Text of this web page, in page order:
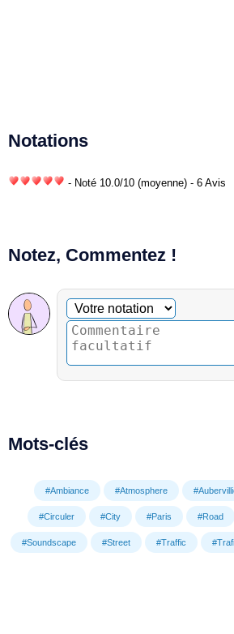
Notations
- Noté 10.0/10 (moyenne) - 6 Avis
Notez, Commentez !
Commentaire facultatif
Votre notation
Mots-clés
#Ambiance #Atmosphere
#Circuler #City #Paris #Road
#Soundscape #Street #Traffic